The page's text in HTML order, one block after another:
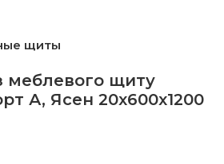
щиты
меблевого щиту
А, Ясен 20х600х1200